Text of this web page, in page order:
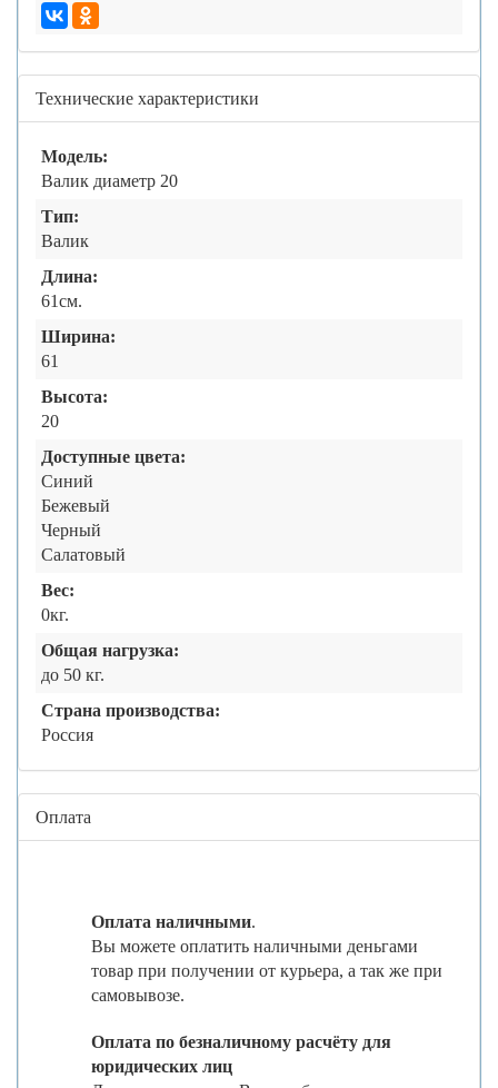
Технические характеристики
Модель:
Валик диаметр 20
Тип:
Валик
Длина:
61см.
Ширина:
61
Высота:
20
Доступные цвета:
Синий
Бежевый
Черный
Салатовый
Вес:
0кг.
Общая нагрузка:
до 50 кг.
Страна производства:
Россия
Оплата
Оплата наличными.
Вы можете оплатить наличными деньгами
товар при получении от курьера, а так же при
самовывозе.
Оплата по безналичному расчёту для
юридических лиц